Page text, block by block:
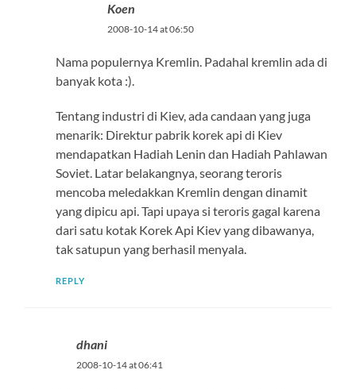
Koen
2008-10-14 at 06:50
Nama populernya Kremlin. Padahal kremlin ada di
banyak kota :).
Tentang industri di Kiev, ada candaan yang juga
menarik: Direktur pabrik korek api di Kiev
mendapatkan Hadiah Lenin dan Hadiah Pahlawan
Soviet. Latar belakangnya, seorang teroris
mencoba meledakkan Kremlin dengan dinamit
yang dipicu api. Tapi upaya si teroris gagal karena
dari satu kotak Korek Api Kiev yang dibawanya,
tak satupun yang berhasil menyala.
REPLY
dhani
2008-10-14 at 06:41